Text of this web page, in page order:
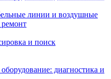
линии и воздушные
и поиск
диагностика и